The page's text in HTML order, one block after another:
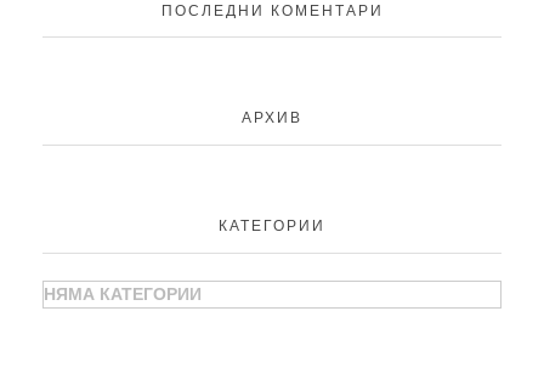
ПОСЛЕДНИ КОМЕНТАРИ
АРХИВ
КАТЕГОРИИ
НЯМА КАТЕГОРИИ